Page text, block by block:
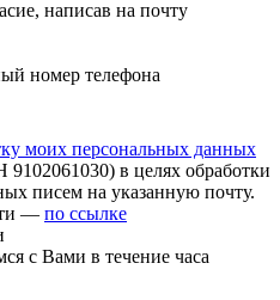
написав на почту
номер телефона
моих персональных данных
в целях обработки
писем на указанную почту.
— по ссылке
с Вами в течение часа